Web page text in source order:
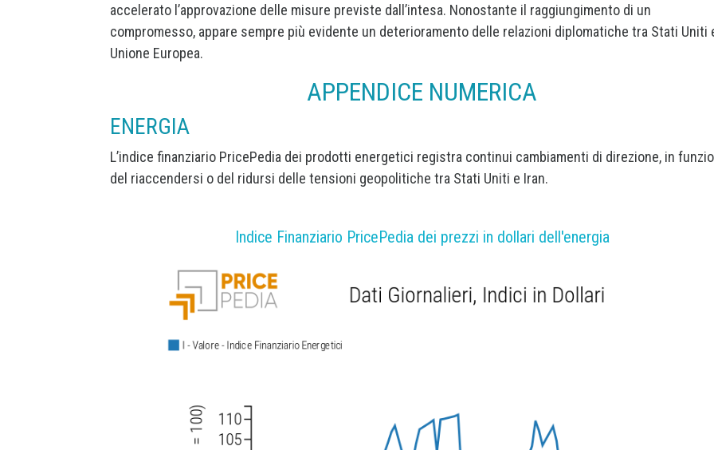
accelerato l’approvazione delle misure previste dall’intesa. Nonostante il raggiungimento di un
compromesso, appare sempre più evidente un deterioramento delle relazioni diplomatiche tra Stati Uniti
Unione Europea.
APPENDICE NUMERICA
ENERGIA
L’indice finanziario PricePedia dei prodotti energetici registra continui cambiamenti di direzione, in
del riaccendersi o del ridursi delle tensioni geopolitiche tra Stati Uniti e Iran.
Indice Finanziario PricePedia dei prezzi in dollari dell'energia